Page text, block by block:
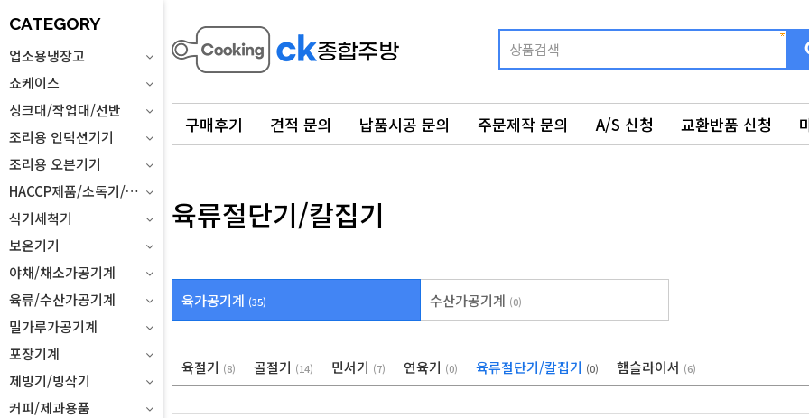
CATEGORY
업소용냉장고
쇼케이스
싱크대/작업대/선반
조리용 인덕션기기
조리용 오븐기기
HACCP제품/소독기/위생설비
식기세척기
보온기기
야채/채소가공기계
육류/수산가공기계
밀가루가공기계
포장기계
제빙기/빙삭기
커피/제과용품
구매후기 견적 문의 납품시공 문의 주문제작 문의 A/S 신청 교환반품 신청
육류절단기/칼집기
육가공기계 (35) 수산가공기계 (0)
육절기 (8) 골절기 (14) 민서기 (7) 연육기 (0) 육류절단기/칼집기 (0) 햄슬라이서 (6)